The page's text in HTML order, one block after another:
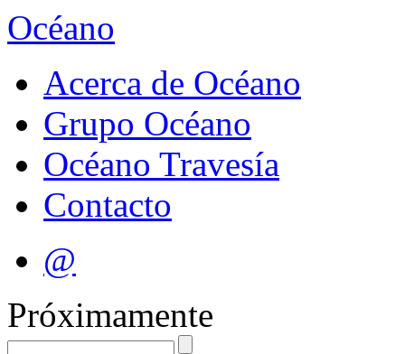
Océano
Acerca de Océano
Grupo Océano
Océano Travesía
Contacto
@
Próximamente